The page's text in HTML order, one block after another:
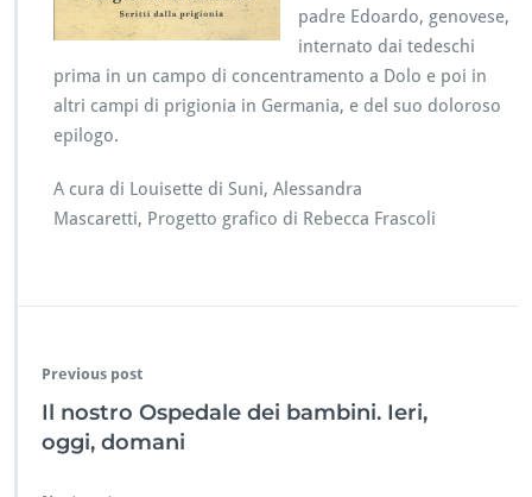
padre Edoardo, genovese,
internato dai tedeschi
prima in un campo di concentramento a Dolo e poi in
altri campi di prigionia in Germania, e del suo doloroso
epilogo.
A cura di Louisette di Suni, Alessandra
Mascaretti, Progetto grafico di Rebecca Frascoli
Previous post
Il nostro Ospedale dei bambini. Ieri,
oggi, domani